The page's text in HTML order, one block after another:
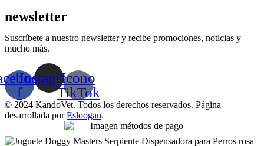
newsletter
Suscríbete a nuestro newsletter y recibe promociones, noticias y
mucho más.
f
InstagramIcono
TikTok
© 2024 KandoVet. Todos los derechos reservados. Página
desarrollada porEsloogan.